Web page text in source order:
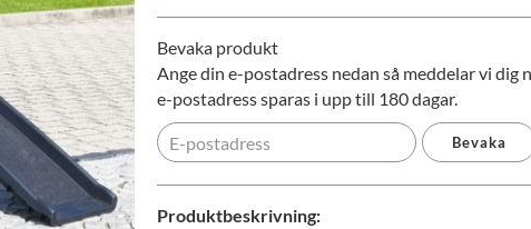
Bevaka produkt
Ange din e-postadress nedan så meddelar vi dig
e-postadress sparas i upp till 180 dagar.
Bevaka
Produktbeskrivning: